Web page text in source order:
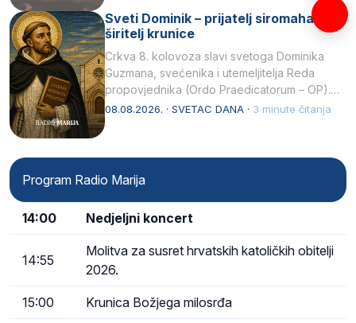
Sveti Dominik – prijatelj siromaha i
širitelj krunice
Crkva 8. kolovoza slavi svetoga Dominika
Guzmana, svećenika i utemeljitelja Reda
propovjednika (Ordo Praedicatorum – OP).
Svojim životom, dubokom ljubavlju prema
08.08.2026. · SVETAC DANA · 3 minute čitanja
Program Radio Marija
14:00 Nedjeljni koncert
14:55
Molitva za susret hrvatskih katoličkih obitelji
2026.
15:00 Krunica Božjega milosrđa